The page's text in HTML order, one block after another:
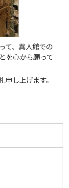
て、異人館での
を心から願って
し上げます。